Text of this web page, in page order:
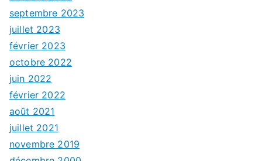
septembre 2023
juillet 2023
février 2023
octobre 2022
juin 2022
février 2022
août 2021
juillet 2021
novembre 2019